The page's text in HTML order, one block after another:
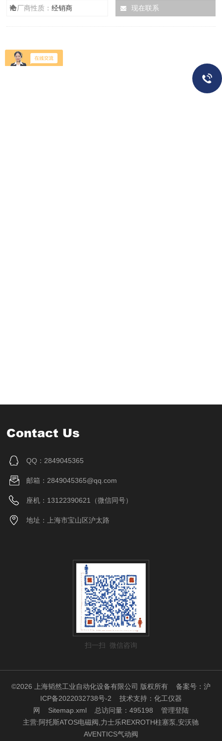
系。电位器式位移传感器的可动电刷与被测物体相连。物体的位移引
厂商性质：经销商 现在联系
Contact Us
QQ：2849045365
邮箱：2849045365@qq.com
座机：13122390621（微信同号）
地址：上海市宝山区沪太路
扫一扫 微信咨询
©2026 上海韬然工业自动化设备有限公司 版权所有 备案号：沪
ICP备2022032738号-2 技术支持： 化工仪器
网
Sitemap.xml 总访问量：495198 管理登陆
主营:阿托斯ATOS电磁阀,力士乐REXROTH柱塞泵,安沃驰
AVENTICS气动阀